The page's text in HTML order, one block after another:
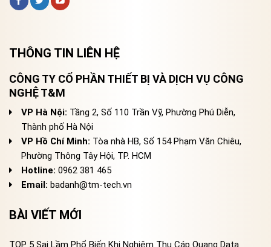
THÔNG TIN LIÊN HỆ
CÔNG TY CỔ PHẦN THIẾT BỊ VÀ DỊCH VỤ CÔNG
NGHỆ T&M
VP Hà Nội: Tầng 2, Số 110 Trần Vỹ, Phường Phú Diễn,
Thành phố Hà Nội
VP Hồ Chí Minh: Tòa nhà HB, Số 154 Phạm Văn Chiêu,
Phường Thông Tây Hội, TP. HCM
Hotline: 0962 381 465
Email: badanh@tm-tech.vn
BÀI VIẾT MỚI
TOP 5 Sai Lầm Phổ Biến Khi Nghiệm Thu Cáp Quang Data